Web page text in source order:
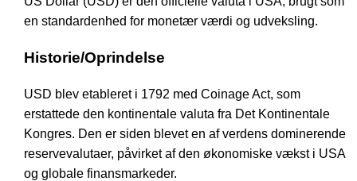
en standardenhed for monetær værdi og udveksling.
Historie/Oprindelse
USD blev etableret i 1792 med Coinage Act, som
erstattede den kontinentale valuta fra Det Kontinentale
Kongres. Den er siden blevet en af verdens dominerende
reservevalutaer, påvirket af den økonomiske vækst i USA
og globale finansmarkeder.